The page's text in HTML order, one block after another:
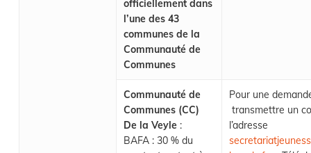
officiellement dans
l’une des 43
communes de la
Communauté de
Communes
Communauté de
Communes (CC)
De la Veyle :
BAFA : 30 % du
Pour une
transmettre un
l’adresse